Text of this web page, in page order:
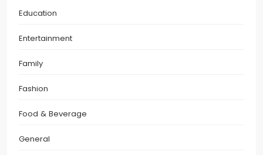
Education
Entertainment
Family
Fashion
Food & Beverage
General